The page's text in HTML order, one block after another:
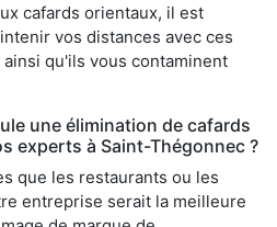
cafards orientaux, il est
vos distances avec ces
qu'ils vous contaminent
une élimination de cafards
experts à Saint-Thégonnec ?
que les restaurants ou les
entreprise serait la meilleure